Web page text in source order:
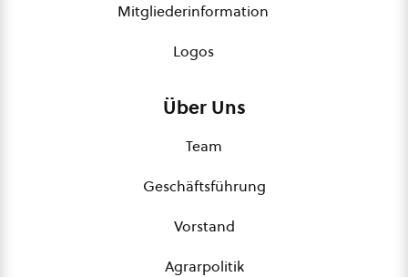
Mitgliederinformation
Logos
Über Uns
Team
Geschäftsführung
Vorstand
Agrarpolitik